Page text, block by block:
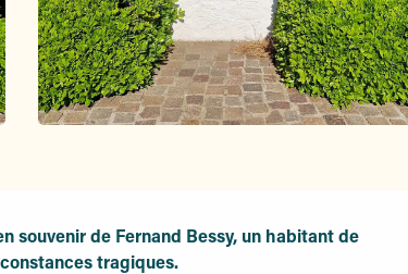
souvenir de Fernand Bessy, un habitant de
tragiques.